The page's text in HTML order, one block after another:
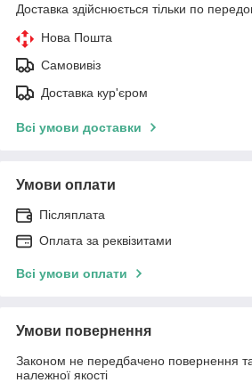
Доставка здійснюється тільки по
Нова Пошта
Самовивіз
Доставка кур'єром
Всі умови доставки
Умови оплати
Післяплата
Оплата за реквізитами
Всі умови оплати
Умови повернення
Законом не передбачено повернення
належної якості